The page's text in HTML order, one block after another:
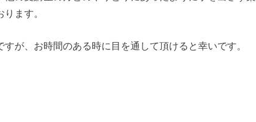
ます。
が、お時間のある時に目を通して頂けると幸いです。